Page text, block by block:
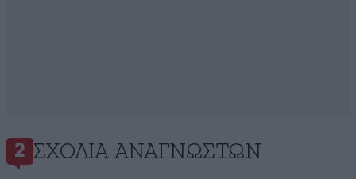
2 ΣΧΌΛΙΑ ΑΝΑΓΝΩΣΤΏΝ